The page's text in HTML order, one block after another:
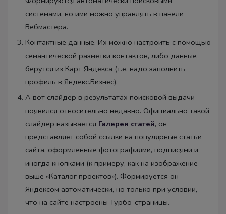
системами, но ими можно управлять в панели
Вебмастера.
Контактные данные. Их можно настроить с помощью
семантической разметки контактов, либо данные
берутся из Карт Яндекса (т.е. надо заполнить
профиль в Яндекс.Бизнес).
А вот слайдер в результатах поисковой выдачи
появился относительно недавно. Официально такой
слайдер называется Галерея статей, он
представляет собой ссылки на популярные статьи
сайта, оформленные фотографиями, подписями и
иногда кнопками (к примеру, как на изображение
выше «Каталог проектов»). Формируется он
Яндексом автоматически, но только при условии,
что на сайте настроены Турбо-страницы.